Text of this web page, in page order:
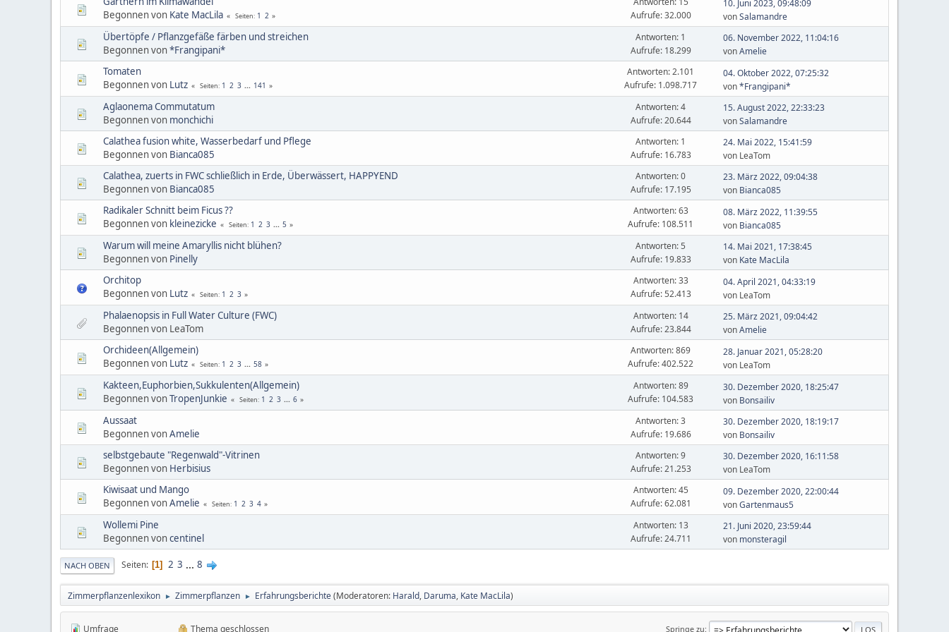
Begonnen von Kate MacLila Seiten 1 2
Aufrufe: 32.000
10. Juni 2023, 09:48:09
vonSalamandre
Übertöpfe / Pflanzgefäße färben und streichen
Begonnen von*Frangipani*
Antworten: 1
Aufrufe: 18.299
06. November 2022, 11:04:16
vonAmelie
Tomaten
Begonnen von Lutz Seiten 1 2 3 ... 141
Antworten: 2.101
Aufrufe: 1.098.717
04. Oktober 2022, 07:25:32
von*Frangipani*
Aglaonema Commutatum
Begonnen von monchichi
Antworten: 4
Aufrufe: 20.644
15. August 2022, 22:33:23
vonSalamandre
Calathea fusion white, Wasserbedarf und Pflege
Begonnen von Bianca085
Antworten: 1
Aufrufe: 16.783
24. Mai 2022, 15:41:59
von LeaTom
Calathea, zuerts in FWC schließlich in Erde, Überwässert, HAPPYEND
Begonnen von Bianca085
Antworten: 0
Aufrufe: 17.195
23. März 2022, 09:04:38
von Bianca085
Radikaler Schnitt beim Ficus ??
Begonnen von kleinezicke Seiten 1 2 3 ... 5
Antworten: 63
Aufrufe: 108.511
08. März 2022, 11:39:55
von Bianca085
Warum will meine Amaryllis nicht blühen?
Begonnen von Pinelly
Antworten: 5
Aufrufe: 19.833
14. Mai 2021, 17:38:45
von Kate MacLila
Orchitop
Begonnen von Lutz Seiten 1 2 3
Antworten: 33
Aufrufe: 52.413
04. April 2021, 04:33:19
von LeaTom
Phalaenopsis in Full Water Culture (FWC)
Begonnen von LeaTom
Antworten: 14
Aufrufe: 23.844
25. März 2021, 09:04:42
vonAmelie
Orchideen(Allgemein)
Begonnen von Lutz Seiten 1 2 3 ... 58
Antworten: 869
Aufrufe: 402.522
28. Januar 2021, 05:28:20
von LeaTom
Kakteen,Euphorbien,Sukkulenten(Allgemein)
Begonnen vonTropenJunkie Seiten 1 2 3 ... 6
Antworten: 89
Aufrufe: 104.583
30. Dezember 2020, 18:25:47
von Bonsailiv
Aussaat
Begonnen vonAmelie
Antworten: 3
Aufrufe: 19.686
30. Dezember 2020, 18:19:17
von Bonsailiv
selbstgebaute "Regenwald"-Vitrinen
Begonnen von Herbisius
Antworten: 9
Aufrufe: 21.253
30. Dezember 2020, 16:11:58
von LeaTom
Kiwisaat und Mango
Begonnen vonAmelie Seiten 1 2 3 4
Antworten: 45
Aufrufe: 62.081
09. Dezember 2020, 22:00:44
vonGartenmaus5
Wollemi Pine
Begonnen voncentinel
Antworten: 13
Aufrufe: 24.711
21. Juni 2020, 23:59:44
von monsteragil
NACH OBEN Seiten 1 2 3 ... 8
Zimmerpflanzenlexikon ► Zimmerpflanzen ► Erfahrungsberichte(Moderatoren: Harald, Daruma, Kate MacLila)
Springe zu
Umfrage Thema geschlossen